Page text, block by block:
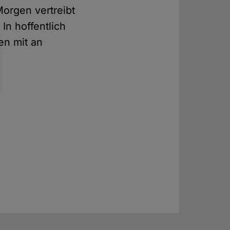
vertreibt
In hoffentlich
mit an